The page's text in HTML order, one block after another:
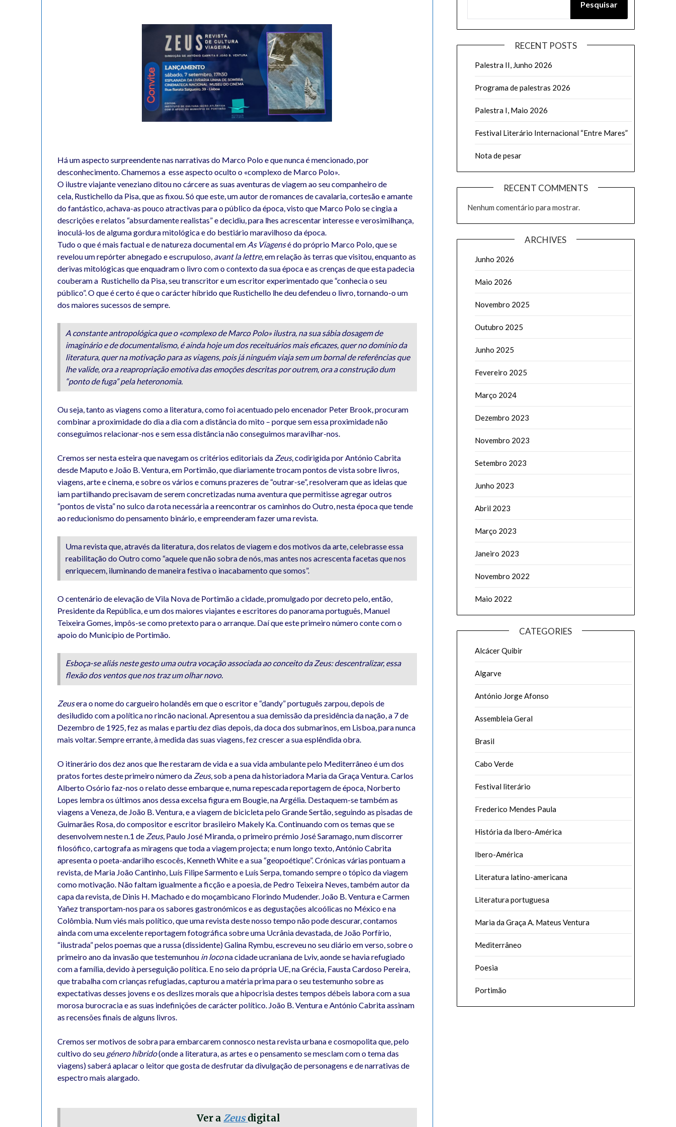
Há um aspecto surpreendente nas narrativas do Marco Polo e que nunca é mencionado, por
desconhecimento. Chamemos a esse aspecto oculto o «complexo de Marco Polo».
O ilustre viajante veneziano ditou no cárcere as suas aventuras de viagem ao seu companheiro de
cela, Rustichello da Pisa, que as fixou. Só que este, um autor de romances de cavalaria, cortesão e amante
do fantástico, achava-as pouco atractivas para o público da época, visto que Marco Polo se cingia a
descrições e relatos “absurdamente realistas” e decidiu, para lhes acrescentar interesse e verosimilhança,
inoculá-los de alguma gordura mitológica e do bestiário maravilhoso da época.
Tudo o que é mais factual e de natureza documental em As Viagensé do próprio Marco Polo, que se
revelou um repórter abnegado e escrupuloso, avant la lettre, em relação às terras que visitou, enquanto as
derivas mitológicas que enquadram o livro com o contexto da sua época e as crenças de que esta padecia
couberam a Rustichello da Pisa, seu transcritor e um escritor experimentado que “conhecia o seu
público”. O que é certo é que o carácter híbrido que Rustichello lhe deu defendeu o livro, tornando-o um
dos maiores sucessos de sempre.
A constante antropológica que o «complexo de Marco Polo» ilustra, na sua sábia dosagem de
imaginário e de documentalismo, é ainda hoje um dos receituários mais eficazes, quer no domínio da
literatura, quer na motivação para as viagens, pois já ninguém viaja sem um bornal de referências que
lhe valide, ora a reapropriação emotiva das emoções descritas por outrem, ora a construção dum
“ponto de fuga” pela heteronomia.
Ou seja, tanto as viagens como a literatura, como foi acentuado pelo encenador Peter Brook, procuram
combinar a proximidade do dia a dia com a distância do mito – porque sem essa proximidade não
conseguimos relacionar-nos e sem essa distância não conseguimos maravilhar-nos.
Cremos ser nesta esteira que navegam os critérios editoriais da Zeus, codirigida por António Cabrita
desde Maputo e João B. Ventura, em Portimão, que diariamente trocam pontos de vista sobre livros,
viagens, arte e cinema, e sobre os vários e comuns prazeres de “outrar-se”, resolveram que as ideias que
iam partilhando precisavam de serem concretizadas numa aventura que permitisse agregar outros
“pontos de vista” no sulco da rota necessária a reencontrar os caminhos do Outro, nesta época que tende
ao reducionismo do pensamento binário, e empreenderam fazer uma revista.
Uma revista que, através da literatura, dos relatos de viagem e dos motivos da arte, celebrasse essa
reabilitação do Outro como “aquele que não sobra de nós, mas antes nos acrescenta facetas que nos
enriquecem, iluminando de maneira festiva o inacabamento que somos”.
O centenário de elevação de Vila Nova de Portimão a cidade, promulgado por decreto pelo, então,
Presidente da República, e um dos maiores viajantes e escritores do panorama português, Manuel
Teixeira Gomes, impôs-se como pretexto para o arranque. Daí que este primeiro número conte com o
apoio do Município de Portimão.
Esboça-se aliás neste gesto uma outra vocação associada ao conceito da Zeus: descentralizar, essa
flexão dos ventos que nos traz um olhar novo.
Zeusera o nome do cargueiro holandês em que o escritor e “dandy” português zarpou, depois de
desiludido com a política no rincão nacional. Apresentou a sua demissão da presidência da nação, a 7 de
Dezembro de 1925, fez as malas e partiu dez dias depois, da doca dos submarinos, em Lisboa, para nunca
mais voltar. Sempre errante, à medida das suas viagens, fez crescer a sua esplêndida obra.
O itinerário dos dez anos que lhe restaram de vida e a sua vida ambulante pelo Mediterrâneo é um dos
pratos fortes deste primeiro número da Zeus, sob a pena da historiadora Maria da Graça Ventura. Carlos
Alberto Osório faz-nos o relato desse embarque e, numa repescada reportagem de época, Norberto
Lopes lembra os últimos anos dessa excelsa figura em Bougie, na Argélia. Destaquem-se também as
viagens a Veneza, de João B. Ventura, e a viagem de bicicleta pelo Grande Sertão, seguindo as pisadas de
Guimarães Rosa, do compositor e escritor brasileiro Makely Ka. Continuando com os temas que se
desenvolvem neste n.1 de Zeus, Paulo José Miranda, o primeiro prémio José Saramago, num discorrer
filosófico, cartografa as miragens que toda a viagem projecta; e num longo texto, António Cabrita
apresenta o poeta-andarilho escocês, Kenneth White e a sua “geopoétique”. Crónicas várias pontuam a
revista, de Maria João Cantinho, Luís Filipe Sarmento e Luís Serpa, tomando sempre o tópico da viagem
como motivação. Não faltam igualmente a ficção e a poesia, de Pedro Teixeira Neves, também autor da
capa da revista, de Dinis H. Machado e do moçambicano Florindo Mudender. João B. Ventura e Carmen
Yañez transportam-nos para os sabores gastronómicos e as degustações alcoólicas no México e na
Colômbia. Num viés mais político, que uma revista deste nosso tempo não pode descurar, contamos
ainda com uma excelente reportagem fotográfica sobre uma Ucrânia devastada, de João Porfírio,
“ilustrada” pelos poemas que a russa (dissidente) Galina Rymbu, escreveu no seu diário em verso, sobre o
primeiro ano da invasão que testemunhou in locona cidade ucraniana de Lviv, aonde se havia refugiado
com a família, devido à perseguição política. E no seio da própria UE, na Grécia, Fausta Cardoso Pereira,
que trabalha com crianças refugiadas, capturou a matéria prima para o seu testemunho sobre as
expectativas desses jovens e os deslizes morais que a hipocrisia destes tempos débeis labora com a sua
morosa burocracia e as suas indefinições de carácter político. João B. Ventura e António Cabrita assinam
as recensões finais de alguns livros.
Cremos ser motivos de sobra para embarcarem connosco nesta revista urbana e cosmopolita que, pelo
cultivo do seu género híbrido(onde a literatura, as artes e o pensamento se mesclam com o tema das
viagens) saberá aplacar o leitor que gosta de desfrutar da divulgação de personagens e de narrativas de
espectro mais alargado.
Ver a Zeusdigital
Pesquisar
RECENT POSTS
Palestra II, Junho 2026
Programa de palestras 2026
Palestra I, Maio 2026
Festival Literário Internacional “Entre Mares”
Nota de pesar
RECENT COMMENTS
Nenhum comentário para mostrar.
ARCHIVES
Junho 2026
Maio 2026
Novembro 2025
Outubro 2025
Junho 2025
Fevereiro 2025
Março 2024
Dezembro 2023
Novembro 2023
Setembro 2023
Junho 2023
Abril 2023
Março 2023
Janeiro 2023
Novembro 2022
Maio 2022
CATEGORIES
Alcácer Quibir
Algarve
António Jorge Afonso
Assembleia Geral
Brasil
Cabo Verde
Festival literário
Frederico Mendes Paula
História da Ibero-América
Ibero-América
Literatura latino-americana
Literatura portuguesa
Maria da Graça A. Mateus Ventura
Mediterrâneo
Poesia
Portimão